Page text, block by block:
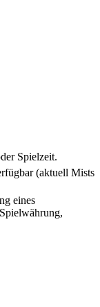
Spielzeit.
(aktuell Mists
eines